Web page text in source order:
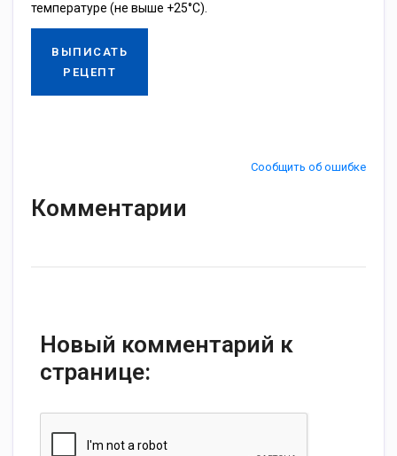
температуре (не выше +25°С).
ВЫПИСАТЬ
РЕЦЕПТ
Сообщить об ошибке
Комментарии
Новый комментарий к
странице: